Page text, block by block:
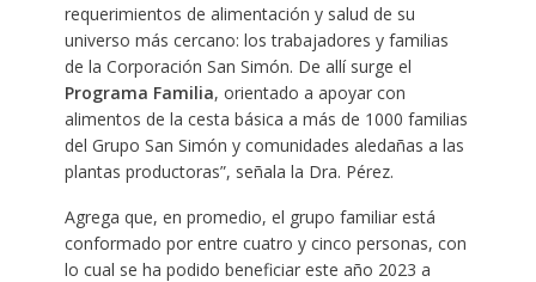
requerimientos de alimentación y salud de su
universo más cercano: los trabajadores y familias
de la Corporación San Simón. De allí surge el
Programa Familia, orientado a apoyar con
alimentos de la cesta básica a más de 1000 familias
del Grupo San Simón y comunidades aledañas a las
plantas productoras”, señala la Dra. Pérez.
Agrega que, en promedio, el grupo familiar está
conformado por entre cuatro y cinco personas, con
lo cual se ha podido beneficiar este año 2023 a